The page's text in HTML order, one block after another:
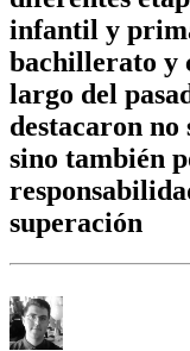
infantil y
bachillerato y
largo del
destacaron no
sino también
superación